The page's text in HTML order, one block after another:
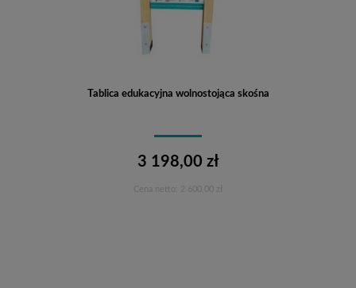
Tablica edukacyjna wolnostojąca skośna
3 198,00 zł
2 600,00 zł